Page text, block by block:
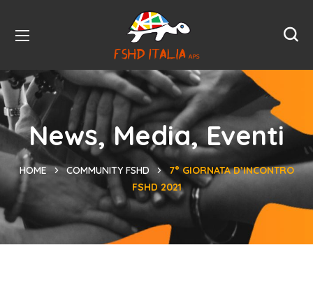
News, Media, Eventi
HOME COMMUNITY FSHD
7° GIORNATA D’INCONTRO
FSHD 2021